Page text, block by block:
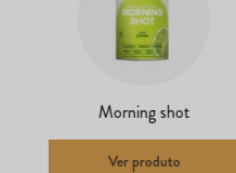
Morning shot
Ver produto